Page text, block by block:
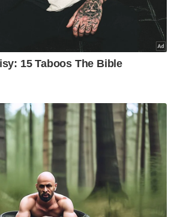
warga emas layak tunai Haji tanpa
penuh
awam', Speaker ingatkan ahli
tinggi berbanding dolar AS
menasihatkan Rafizi
angka
menafikan realiti jurang